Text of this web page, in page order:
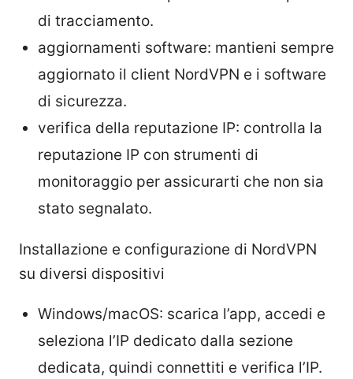
di tracciamento.
aggiornamenti software: mantieni sempre
aggiornato il client NordVPN e i software
di sicurezza.
verifica della reputazione IP: controlla la
reputazione IP con strumenti di
monitoraggio per assicurarti che non sia
stato segnalato.
Installazione e configurazione di NordVPN
su diversi dispositivi
Windows/macOS: scarica l’app, accedi e
seleziona l’IP dedicato dalla sezione
dedicata, quindi connettiti e verifica l’IP.